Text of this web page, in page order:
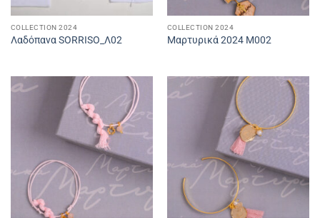
COLLECTION 2024
Λαδόπανα SORRISO_Λ02
COLLECTION 2024
Μαρτυρικά 2024 M002